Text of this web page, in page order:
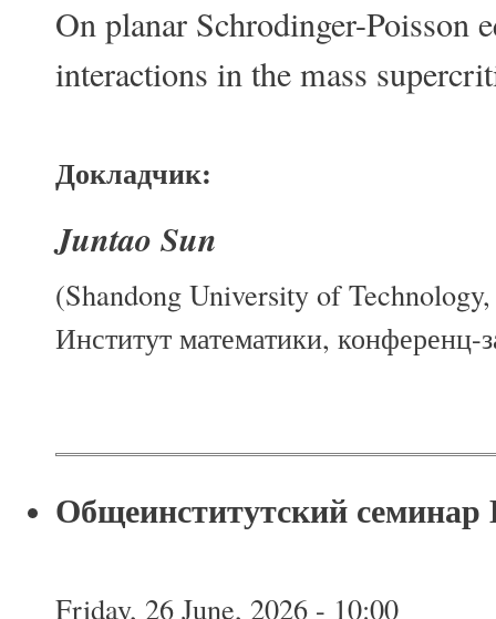
On planar Schrodinger-Poisson
interactions in the mass
Докладчик:
Juntao Sun
(Shandong University of
Институт математики, конференц-
Общеинститутский
Friday, 26 June, 2026 - 10:00